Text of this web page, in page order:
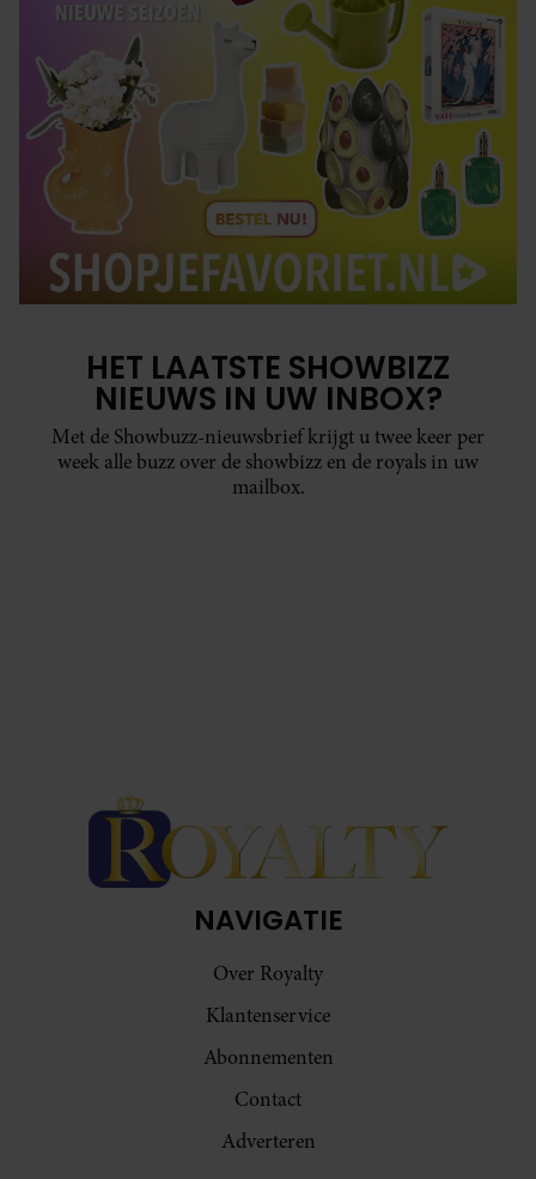
HET LAATSTE SHOWBIZZ
NIEUWS IN UW INBOX?
Met de Showbuzz-nieuwsbrief krijgt u twee keer per
week alle buzz over de showbizz en de royals in uw
mailbox.
NAVIGATIE
Over Royalty
Klantenservice
Abonnementen
Contact
Adverteren